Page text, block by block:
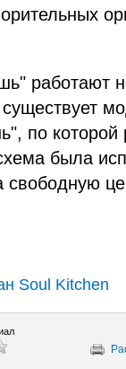
работают
по
была
Soul Kitchen